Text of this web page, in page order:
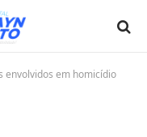
envolvidos em homicídio